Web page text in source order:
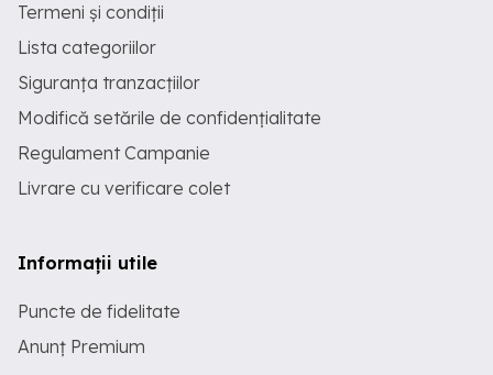
Termeni și condiții
Lista categoriilor
Siguranța tranzacțiilor
Modifică setările de confidențialitate
Regulament Campanie
Livrare cu verificare colet
Informații utile
Puncte de fidelitate
Anunț Premium